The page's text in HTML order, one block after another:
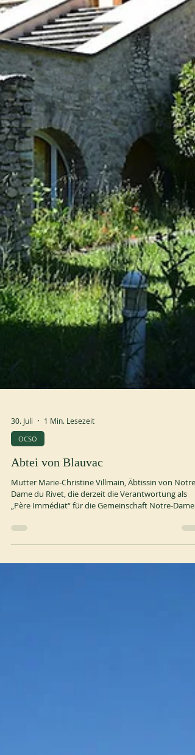
30. Juli 1 Min. Lesezeit
OCSO
Abtei von Blauvac
Mutter Marie-Christine Villmain, Äbtissin von Notre-
„Père Immédiat“ für die Gemeinschaft Notre-Dame
Gemeinschaft von Blauvac ein klösterlicher